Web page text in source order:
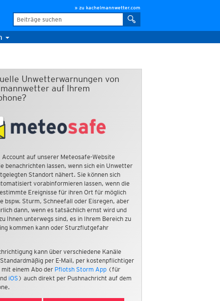
» zu kachelmannwetter.com
Unwetterwarnungen von
auf Ihrem
Account auf unserer Meteosafe-Website
benachrichten lassen, wenn sich ein Unwetter
Standort nähert. Sie können sich
vorabinformieren lassen, wenn die
Ereignisse für ihren Ort für möglich
bspw. Sturm, Schneefall oder Eisregen, aber
dann, wenn es tatsächlich ernst wird und
Ihnen unterwegs sind, es in Ihrem Bereich zu
kommen kann oder Sturzflutgefahr
kann über verschiedene Kanäle
per E-Mail, per kostenpflichtiger
mit einem Abo der Pflotsh Storm App(für
iOS ) auch direkt per Pushnachricht auf dem